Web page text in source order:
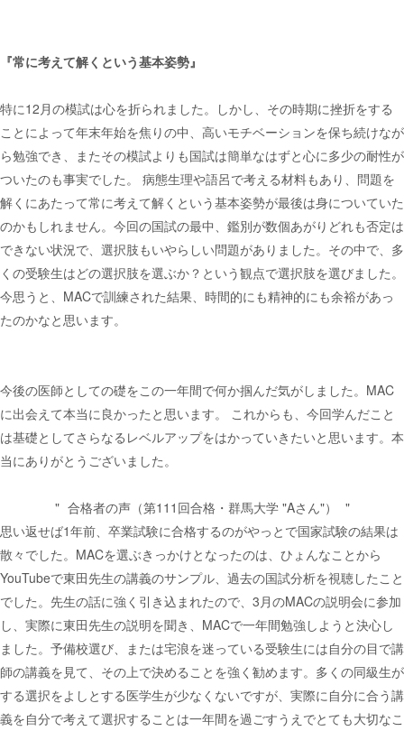
『常に考えて解くという基本姿勢』
特に12月の模試は心を折られました。しかし、その時期に挫折をする
ことによって年末年始を焦りの中、高いモチベーションを保ち続けなが
ら勉強でき、またその模試よりも国試は簡単なはずと心に多少の耐性が
ついたのも事実でした。 病態生理や語呂で考える材料もあり、問題を
解くにあたって常に考えて解くという基本姿勢が最後は身についていた
のかもしれません。今回の国試の最中、鑑別が数個あがりどれも否定は
できない状況で、選択肢もいやらしい問題がありました。その中で、多
くの受験生はどの選択肢を選ぶか？という観点で選択肢を選びました。
今思うと、MACで訓練された結果、時間的にも精神的にも余裕があっ
たのかなと思います。
今後の医師としての礎をこの一年間で何か掴んだ気がしました。MAC
に出会えて本当に良かったと思います。 これからも、今回学んだこと
は基礎としてさらなるレベルアップをはかっていきたいと思います。本
当にありがとうございました。
合格者の声（第111回合格・群馬大学 "Aさん"）
思い返せば1年前、卒業試験に合格するのがやっとで国家試験の結果は
散々でした。MACを選ぶきっかけとなったのは、ひょんなことから
YouTubeで東田先生の講義のサンプル、過去の国試分析を視聴したこと
でした。先生の話に強く引き込まれたので、3月のMACの説明会に参加
し、実際に東田先生の説明を聞き、MACで一年間勉強しようと決心し
ました。予備校選び、または宅浪を迷っている受験生には自分の目で講
師の講義を見て、その上で決めることを強く勧めます。多くの同級生が
する選択をよしとする医学生が少なくないですが、実際に自分に合う講
義を自分で考えて選択することは一年間を過ごすうえでとても大切なこ